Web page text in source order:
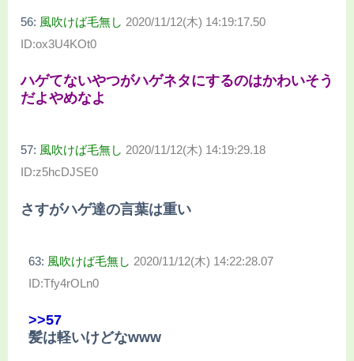
56: 風吹けば毛無し 2020/11/12(木) 14:19:17.50
ID:ox3U4KOt0
ハゲてないやつがハゲネタにするのはかわいそう
だよやめなよ
57: 風吹けば毛無し 2020/11/12(木) 14:19:29.18
ID:z5hcDJSE0
さすがハゲ達の言葉は重い
63: 風吹けば毛無し 2020/11/12(木) 14:22:28.07
ID:Tfy4rOLn0
>>57
髪は軽いけどなwww